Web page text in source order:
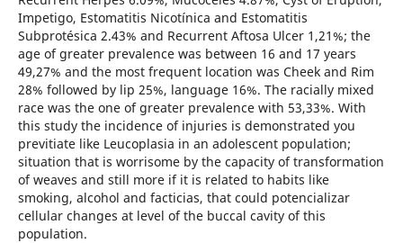
Impetigo, Estomatitis Nicotínica and Estomatitis
Subprotésica 2.43% and Recurrent Aftosa Ulcer 1,21%; the
age of greater prevalence was between 16 and 17 years
49,27% and the most frequent location was Cheek and Rim
28% followed by lip 25%, language 16%. The racially mixed
race was the one of greater prevalence with 53,33%. With
this study the incidence of injuries is demonstrated you
previtiate like Leucoplasia in an adolescent population;
situation that is worrisome by the capacity of transformation
of weaves and still more if it is related to habits like
smoking, alcohol and facticias, that could potencializar
cellular changes at level of the buccal cavity of this
population.